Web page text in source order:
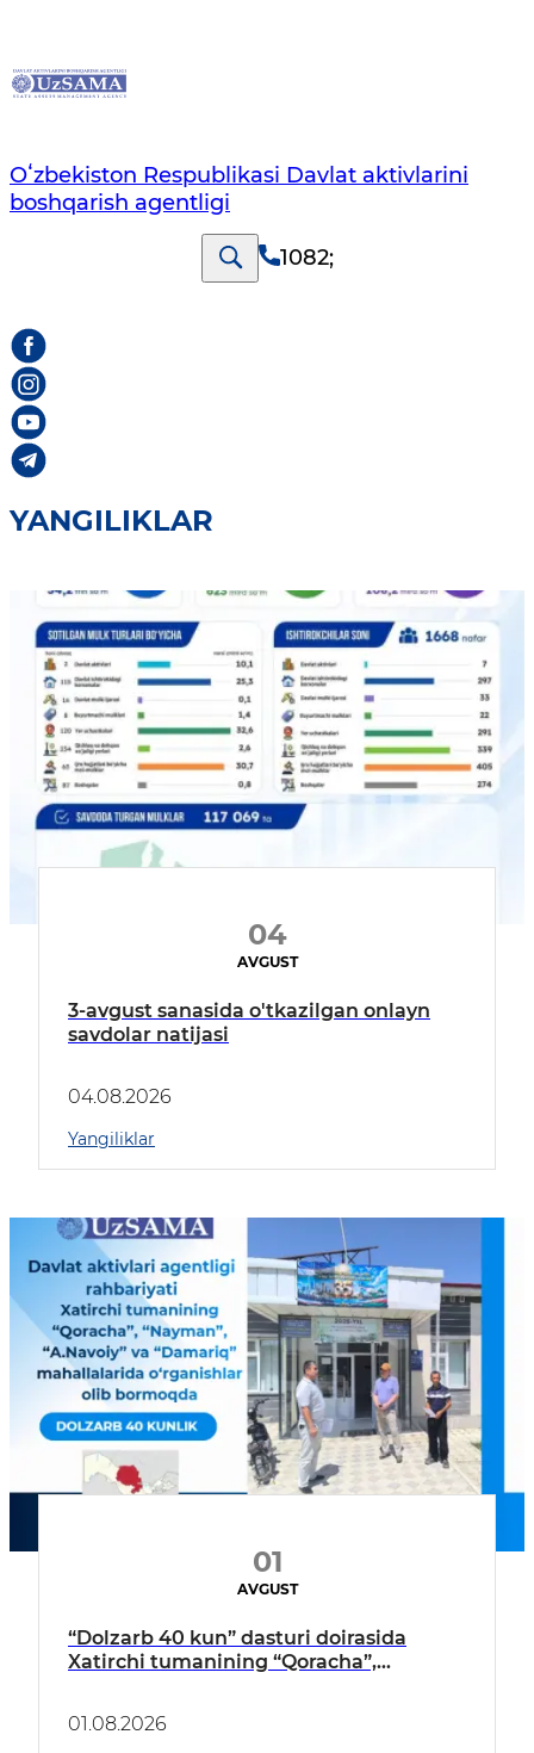
Oʻzbekiston Respublikasi Davlat aktivlarini
boshqarish agentligi
1082;
YANGILIKLAR
04
AVGUST
3-avgust sanasida o'tkazilgan onlayn
savdolar natijasi
04.08.2026
Yangiliklar
01
AVGUST
“Dolzarb 40 kun” dasturi doirasida
Xatirchi tumanining “Qoracha”,
borildi
01.08.2026